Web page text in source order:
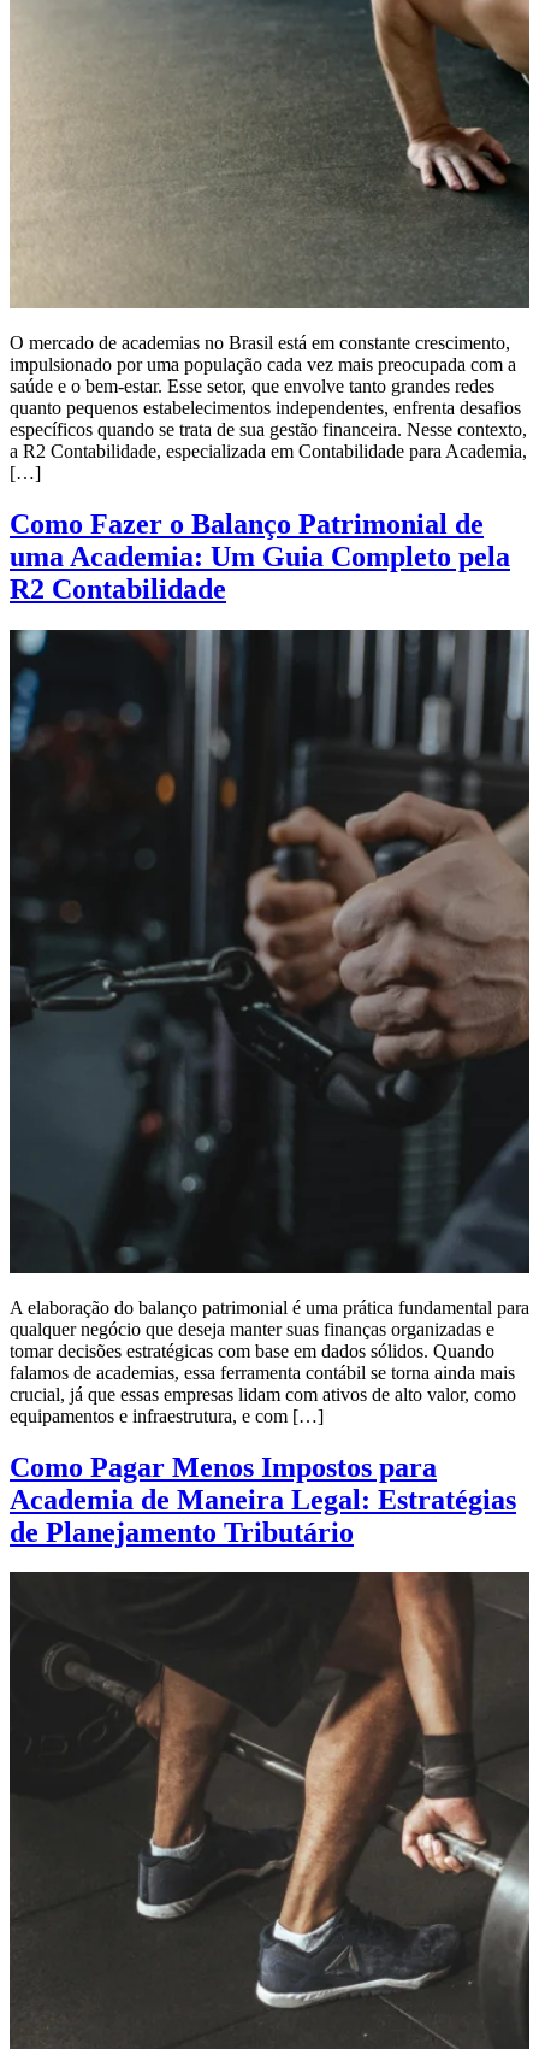
O mercado de academias no Brasil está em constante crescimento,
impulsionado por uma população cada vez mais preocupada com a
saúde e o bem-estar. Esse setor, que envolve tanto grandes redes
quanto pequenos estabelecimentos independentes, enfrenta desafios
específicos quando se trata de sua gestão financeira. Nesse contexto,
a R2 Contabilidade, especializada em Contabilidade para Academia,
[…]
Como Fazer o Balanço Patrimonial de
uma Academia: Um Guia Completo pela
R2 Contabilidade
A elaboração do balanço patrimonial é uma prática fundamental para
qualquer negócio que deseja manter suas finanças organizadas e
tomar decisões estratégicas com base em dados sólidos. Quando
falamos de academias, essa ferramenta contábil se torna ainda mais
crucial, já que essas empresas lidam com ativos de alto valor, como
equipamentos e infraestrutura, e com […]
Como Pagar Menos Impostos para
Academia de Maneira Legal: Estratégias
de Planejamento Tributário